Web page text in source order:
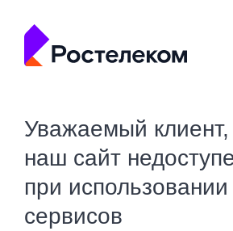
Уважаемый клиент,
наш сайт
при
сервисов